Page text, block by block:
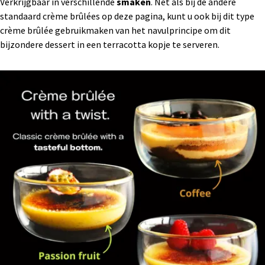
standaard crème brûlées op deze pagina, kunt u ook bij dit type
crème brûlée gebruikmaken van het navulprincipe om dit
bijzondere dessert in een terracotta kopje te serveren.